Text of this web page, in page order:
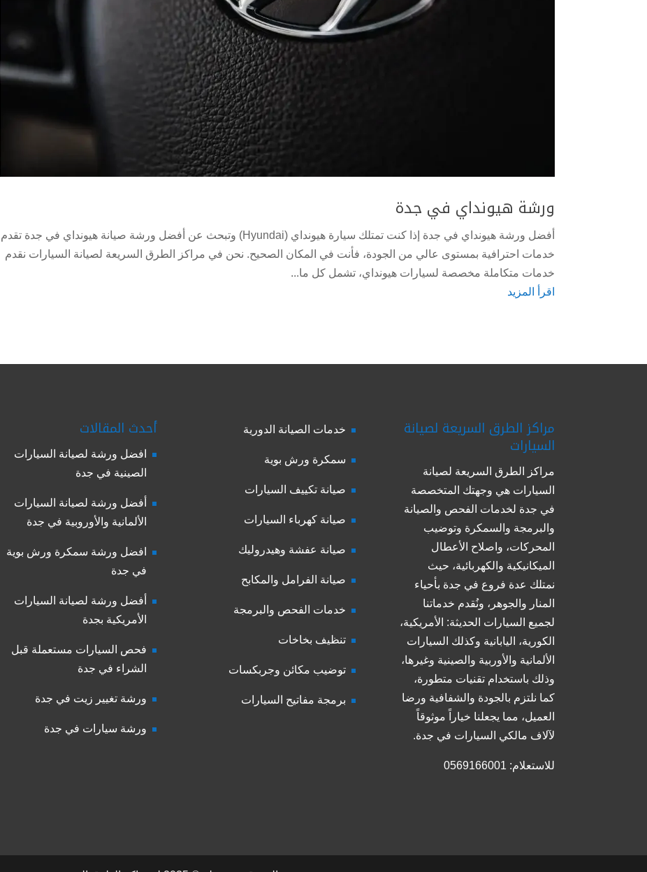
ورشة هيونداي في جدة
أفضل ورشة هيونداي في جدة إذا كنت تمتلك سيارة هيونداي (Hyundai) وتبحث عن أفضل ورشة صيانة هيونداي في جدة تقدم
خدمات احترافية بمستوى عالي من الجودة، فأنت في المكان الصحيح. نحن في مراكز الطرق السريعة لصيانة السيارات نقدم
خدمات متكاملة مخصصة لسيارات هيونداي، تشمل كل ما...
اقرأ المزيد
مراكز الطرق السريعة لصيانة
السيارات
مراكز الطرق السريعة لصيانة
السيارات هي وجهتك المتخصصة
في جدة لخدمات الفحص والصيانة
والبرمجة والسمكرة وتوضيب
المحركات، واصلاح الأعطال
الميكانيكية والكهربائية، حيث
نمتلك عدة فروع في جدة بأحياء
المنار والجوهر، ونُقدم خدماتنا
لجميع السيارات الحديثة: الأمريكية،
الكورية، اليابانية وكذلك السيارات
الألمانية والأوربية والصينية وغيرها،
وذلك باستخدام تقنيات متطورة،
كما نلتزم بالجودة والشفافية ورضا
العميل، مما يجعلنا خياراً موثوقاً
لآلاف مالكي السيارات في جدة.
للاستعلام: 0569166001
خدمات الصيانة الدورية
سمكرة ورش بوية
صيانة تكييف السيارات
صيانة كهرباء السيارات
صيانة عفشة وهيدروليك
صيانة الفرامل والمكابح
خدمات الفحص والبرمجة
تنظيف بخاخات
توضيب مكائن وجربكسات
برمجة مفاتيح السيارات
أحدث المقالات
افضل ورشة لصيانة السيارات
الصينية في جدة
أفضل ورشة لصيانة السيارات
الألمانية والأوروبية في جدة
افضل ورشة سمكرة ورش بوية
في جدة
أفضل ورشة لصيانة السيارات
الأمريكية بجدة
فحص السيارات مستعملة قبل
الشراء في جدة
ورشة تغيير زيت في جدة
ورشة سيارات في جدة